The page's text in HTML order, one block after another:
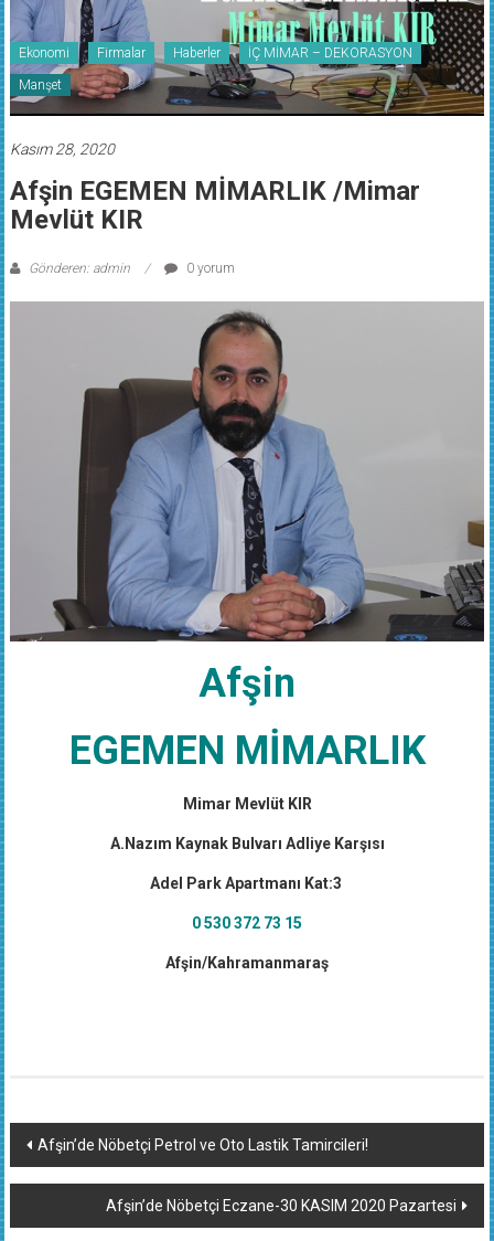
Ekonomi Firmalar Haberler İÇ MİMAR – DEKORASYON
Manşet
Kasım 28, 2020
Afşin EGEMEN MİMARLIK /Mimar
Mevlüt KIR
Gönderen: admin 0 yorum
Afşin
EGEMEN MİMARLIK
Mimar Mevlüt KIR
A.Nazım Kaynak Bulvarı Adliye Karşısı
Adel Park Apartmanı Kat:3
0 530 372 73 15
Afşin/Kahramanmaraş
Yazı
dolaşımı
Afşin’de Nöbetçi Petrol ve Oto Lastik Tamircileri!
Afşin’de Nöbetçi Eczane-30 KASIM 2020 Pazartesi